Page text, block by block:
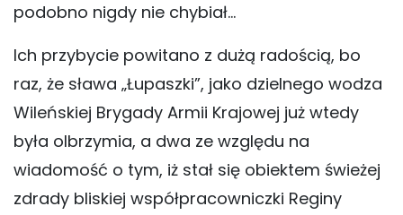
podobno nigdy nie chybiał…
Ich przybycie powitano z dużą radością, bo
raz, że sława „Łupaszki”, jako dzielnego wodza
Wileńskiej Brygady Armii Krajowej już wtedy
była olbrzymia, a dwa ze względu na
wiadomość o tym, iż stał się obiektem świeżej
zdrady bliskiej współpracowniczki Reginy